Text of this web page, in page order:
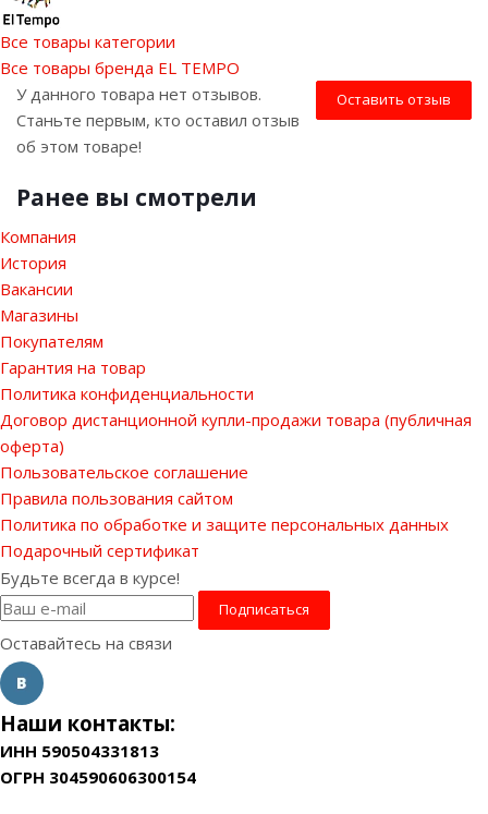
Все товары категории
Все товары бренда EL TEMPO
Оставить отзыв
У данного товара нет отзывов.
Станьте первым, кто оставил отзыв
об этом товаре!
Ранее вы смотрели
Компания
История
Вакансии
Магазины
Покупателям
Гарантия на товар
Политика конфиденциальности
Договор дистанционной купли-продажи товара (публичная
оферта)
Пользовательское соглашение
Правила пользования сайтом
Политика по обработке и защите персональных данных
Подарочный сертификат
Будьте всегда в курсе!
Оставайтесь на связи
Наши контакты:
ИНН 590504331813
ОГРН 304590606300154